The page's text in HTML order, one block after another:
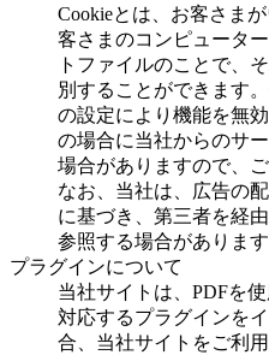
Cookieとは、お客さま
客さまのコンピュータ
トファイルのことで、
別することができます
の設定により機能を無
の場合に当社からのサ
場合がありますので、ご
なお、当社は、広告の
に基づき、第三者を経
参照する場合があります
プラグインについて
当社サイトは、PDFを使
対応するプラグインを
合、当社サイトをご利